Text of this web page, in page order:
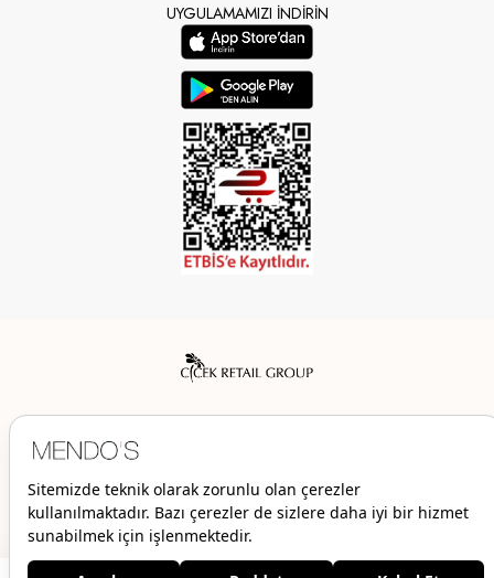
UYGULAMAMIZI İNDİRİN
© 2026 Mendo’s | Her hakkı saklıdır.